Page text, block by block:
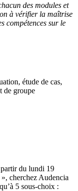
des modules et
à vérifier la maîtrise
compétences sur le
étude de cas,
de groupe
du lundi 19
cherchez Audencia
5 sous-choix :